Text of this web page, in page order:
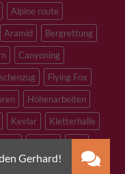
Alpine route
Aramid
Bergrettung
Canyoning
Flying Fox
Höhenarbeiten
Kevlar
Kletterhalle
Slacklining